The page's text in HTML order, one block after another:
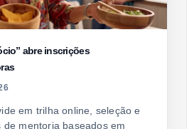
abre inscrições
em trilha online, seleção e
mentoria baseados em